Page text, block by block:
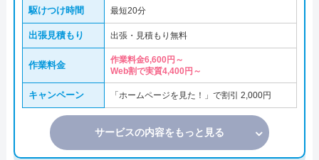
駆けつけ時間 最短20分
出張見積もり 出張・見積もり無料
作業料金
作業料金6,600円～
Web割で実質4,400円～
キャンペーン 「ホームページを見た！」で割引 2,000円
サービスの内容をもっと見る